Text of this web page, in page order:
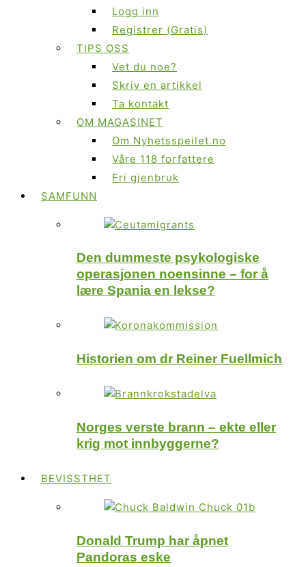
Logg inn
Registrer (Gratis)
TIPS OSS
Vet du noe?
Skriv en artikkel
Ta kontakt
OM MAGASINET
Om Nyhetsspeilet.no
Våre 118 forfattere
Fri gjenbruk
SAMFUNN
Den dummeste psykologiske
operasjonen noensinne – for å
lære Spania en lekse?
Historien om dr Reiner Fuellmich
Norges verste brann – ekte eller
krig mot innbyggerne?
BEVISSTHET
Donald Trump har åpnet
Pandoras eske